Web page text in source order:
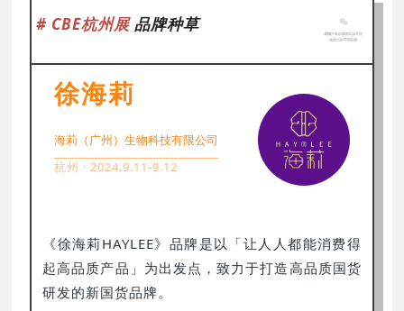
# CBE杭州展 品牌种草
徐海莉
海莉（广州）生物科技有限公司
杭州 · 2024.9.11-9.12
《徐海莉HAYLEE》品牌是以「让人人都能消费得
起高品质产品」为出发点，致力于打造高品质国货
研发的新国货品牌。